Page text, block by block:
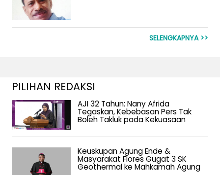
SELENGKAPNYA >>
PILIHAN REDAKSI
AJI 32 Tahun: Nany Afrida
Tegaskan, Kebebasan Pers Tak
Boleh Takluk pada Kekuasaan
Keuskupan Agung Ende &
Masyarakat Flores Gugat 3 SK
Geothermal ke Mahkamah Agung